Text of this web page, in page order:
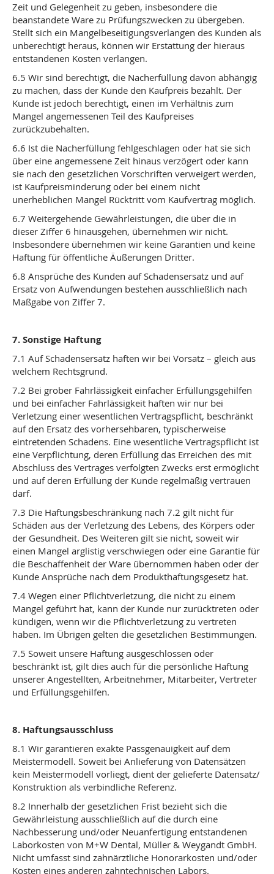
Zeit und Gelegenheit zu geben, insbesondere die
beanstandete Ware zu Prüfungszwecken zu übergeben.
Stellt sich ein Mangelbeseitigungsverlangen des Kunden als
unberechtigt heraus, können wir Erstattung der hieraus
entstandenen Kosten verlangen.
6.5 Wir sind berechtigt, die Nacherfüllung davon abhängig
zu machen, dass der Kunde den Kaufpreis bezahlt. Der
Kunde ist jedoch berechtigt, einen im Verhältnis zum
Mangel angemessenen Teil des Kaufpreises
zurückzubehalten.
6.6 Ist die Nacherfüllung fehlgeschlagen oder hat sie sich
über eine angemessene Zeit hinaus verzögert oder kann
sie nach den gesetzlichen Vorschriften verweigert werden,
ist Kaufpreisminderung oder bei einem nicht
unerheblichen Mangel Rücktritt vom Kaufvertrag möglich.
6.7 Weitergehende Gewährleistungen, die über die in
dieser Ziffer 6 hinausgehen, übernehmen wir nicht.
Insbesondere übernehmen wir keine Garantien und keine
Haftung für öffentliche Äußerungen Dritter.
6.8 Ansprüche des Kunden auf Schadensersatz und auf
Ersatz von Aufwendungen bestehen ausschließlich nach
Maßgabe von Ziffer 7.
7. Sonstige Haftung
7.1 Auf Schadensersatz haften wir bei Vorsatz – gleich aus
welchem Rechtsgrund.
7.2 Bei grober Fahrlässigkeit einfacher Erfüllungsgehilfen
und bei einfacher Fahrlässigkeit haften wir nur bei
Verletzung einer wesentlichen Vertragspflicht, beschränkt
auf den Ersatz des vorhersehbaren, typischerweise
eintretenden Schadens. Eine wesentliche Vertragspflicht ist
eine Verpflichtung, deren Erfüllung das Erreichen des mit
Abschluss des Vertrages verfolgten Zwecks erst ermöglicht
und auf deren Erfüllung der Kunde regelmäßig vertrauen
darf.
7.3 Die Haftungsbeschränkung nach 7.2 gilt nicht für
Schäden aus der Verletzung des Lebens, des Körpers oder
der Gesundheit. Des Weiteren gilt sie nicht, soweit wir
einen Mangel arglistig verschwiegen oder eine Garantie für
die Beschaffenheit der Ware übernommen haben oder der
Kunde Ansprüche nach dem Produkthaftungsgesetz hat.
7.4 Wegen einer Pflichtverletzung, die nicht zu einem
Mangel geführt hat, kann der Kunde nur zurücktreten oder
kündigen, wenn wir die Pflichtverletzung zu vertreten
haben. Im Übrigen gelten die gesetzlichen Bestimmungen.
7.5 Soweit unsere Haftung ausgeschlossen oder
beschränkt ist, gilt dies auch für die persönliche Haftung
unserer Angestellten, Arbeitnehmer, Mitarbeiter, Vertreter
und Erfüllungsgehilfen.
8. Haftungsausschluss
8.1 Wir garantieren exakte Passgenauigkeit auf dem
Meistermodell. Soweit bei Anlieferung von Datensätzen
kein Meistermodell vorliegt, dient der gelieferte Datensatz/
Konstruktion als verbindliche Referenz.
8.2 Innerhalb der gesetzlichen Frist bezieht sich die
Gewährleistung ausschließlich auf die durch eine
Nachbesserung und/oder Neuanfertigung entstandenen
Laborkosten von M+W Dental, Müller & Weygandt GmbH.
Nicht umfasst sind zahnärztliche Honorarkosten und/oder
Kosten eines anderen zahntechnischen Labors.